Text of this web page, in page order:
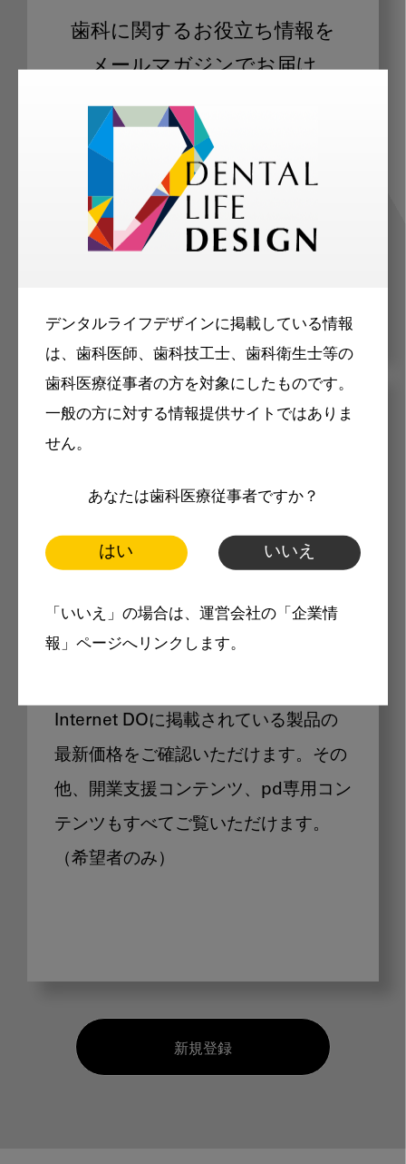
デンタルライフデザインに掲載している情報
は、歯科医師、歯科技工士、歯科衛生士等の
歯科医療従事者の方を対象にしたものです。
一般の方に対する情報提供サイトではありま
せん。
あなたは歯科医療従事者ですか？
はい いいえ
「いいえ」の場合は、運営会社の「企業情
報」ページへリンクします。
歯科に関するお役立ち情報を
メールマガジンでお届け
ご登録いただいた職種（歯科医師、歯
科衛生士、歯科技工士）に合わせた内
容のメールマガジンをお届けします。
メリット
製品価格も閲覧可能
Internet DOに掲載されている製品の
最新価格をご確認いただけます。その
他、開業支援コンテンツ、pd専用コン
テンツもすべてご覧いただけます。
（希望者のみ）
新規登録